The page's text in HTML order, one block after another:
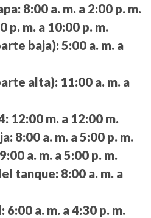
8:00 a. m. a 2:00 p. m.
p. m. a 10:00 p. m.
baja): 5:00 a. m. a
alta): 11:00 a. m. a
12:00 m. a 12:00 m.
8:00 a. m. a 5:00 p. m.
9:00 a. m. a 5:00 p. m.
tanque: 8:00 a. m. a
6:00 a. m. a 4:30 p. m.